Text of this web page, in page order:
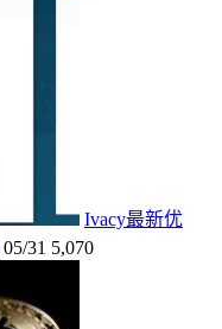
Ivacy最新优
05/31 5,070